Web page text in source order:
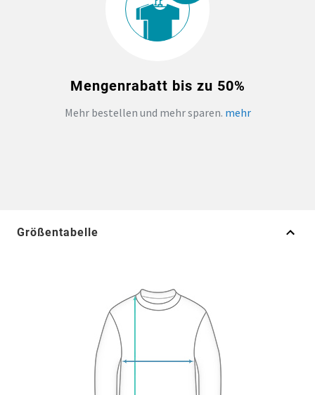
Mengenrabatt bis zu 50%
Mehr bestellen und mehr sparen. mehr
Größentabelle